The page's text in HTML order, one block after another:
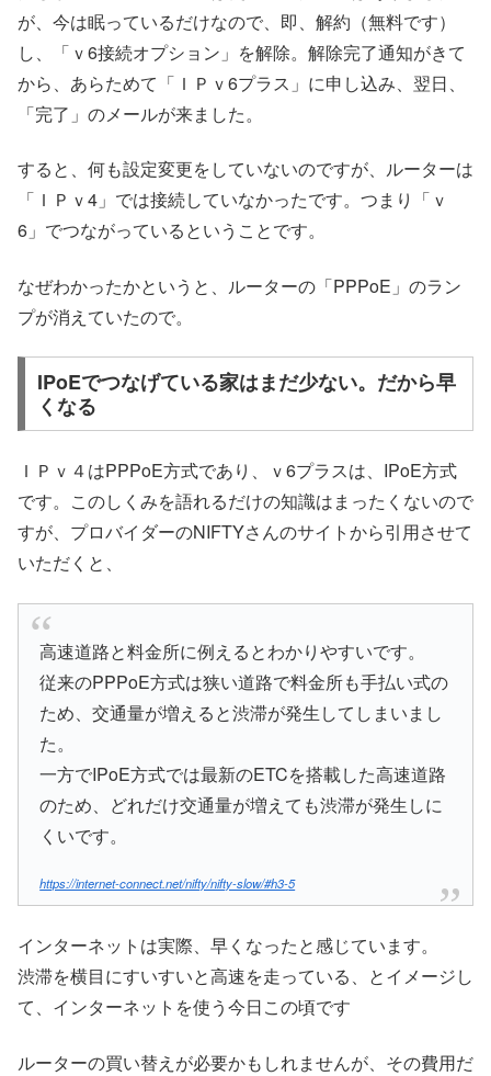
が、今は眠っているだけなので、即、解約（無料です）
し、「ｖ6接続オプション」を解除。解除完了通知がきて
から、あらためて「ＩＰｖ6プラス」に申し込み、翌日、
「完了」のメールが来ました。
すると、何も設定変更をしていないのですが、ルーターは
「ＩＰｖ4」では接続していなかったです。つまり「ｖ
6」でつながっているということです。
なぜわかったかというと、ルーターの「PPPoE」のラン
プが消えていたので。
IPoEでつなげている家はまだ少ない。だから早
くなる
ＩＰｖ４はPPPoE方式であり、ｖ6プラスは、IPoE方式
です。このしくみを語れるだけの知識はまったくないので
すが、プロバイダーのNIFTYさんのサイトから引用させて
いただくと、
高速道路と料金所に例えるとわかりやすいです。
従来のPPPoE方式は狭い道路で料金所も手払い式の
ため、交通量が増えると渋滞が発生してしまいまし
た。
一方でIPoE方式では最新のETCを搭載した高速道路
のため、どれだけ交通量が増えても渋滞が発生しに
くいです。
https://internet-connect.net/nifty/nifty-slow/#h3-5
インターネットは実際、早くなったと感じています。
渋滞を横目にすいすいと高速を走っている、とイメージし
て、インターネットを使う今日この頃です
ルーターの買い替えが必要かもしれませんが、その費用だ